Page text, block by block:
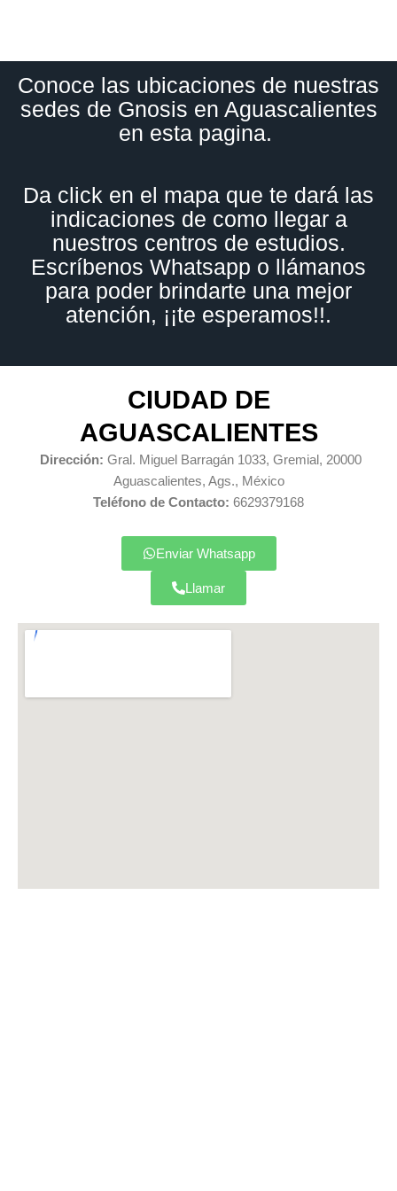
Conoce las ubicaciones de nuestras
sedes de Gnosis en Aguascalientes
en esta pagina.
Da click en el mapa que te dará las
indicaciones de como llegar a
nuestros centros de estudios.
Escríbenos Whatsapp o llámanos
para poder brindarte una mejor
atención, ¡¡te esperamos!!.
CIUDAD DE
AGUASCALIENTES​
Dirección: Gral. Miguel Barragán 1033, Gremial, 20000
Aguascalientes, Ags., México
Teléfono de Contacto: 6629379168
Enviar Whatsapp
Llamar